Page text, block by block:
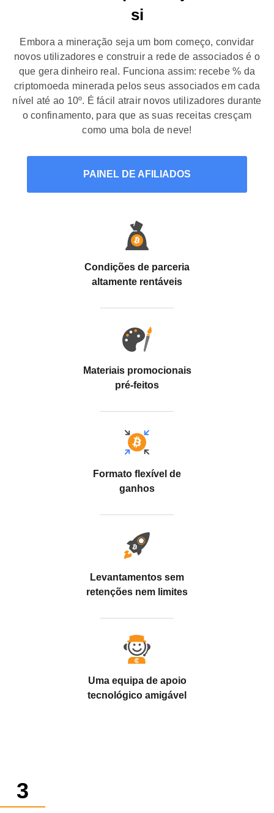
si
Embora a mineração seja um bom começo, convidar
novos utilizadores e construir a rede de associados é o
que gera dinheiro real. Funciona assim: recebe % da
criptomoeda minerada pelos seus associados em cada
nível até ao 10º. É fácil atrair novos utilizadores durante
o confinamento, para que as suas receitas cresçam
como uma bola de neve!
PAINEL DE AFILIADOS
Condições de parceria
altamente rentáveis
Materiais promocionais
pré-feitos
Formato flexível de
ganhos
Levantamentos sem
retenções nem limites
Uma equipa de apoio
tecnológico amigável